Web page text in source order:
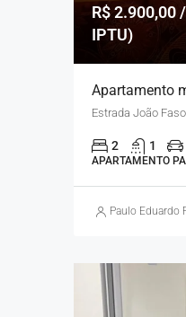
R$ 2.900,00
IPTU)
2 1
APARTAMENTO
Paulo Eduardo